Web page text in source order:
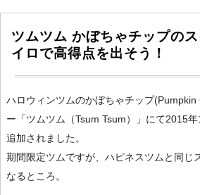
ツムツム かぼちゃチップの
イロで高得点を出そう！
ハロウィンツムのかぼちゃチップ(Pumpkin
ー「ツムツム（Tsum Tsum）」にて2015
追加されました。
期間限定ツムですが、ハピネスツムと同じ
なるところ。